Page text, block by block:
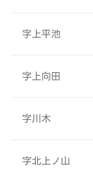
字上平池
字上向田
字川木
字北上ノ山